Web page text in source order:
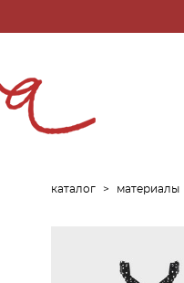
каталог > материалы